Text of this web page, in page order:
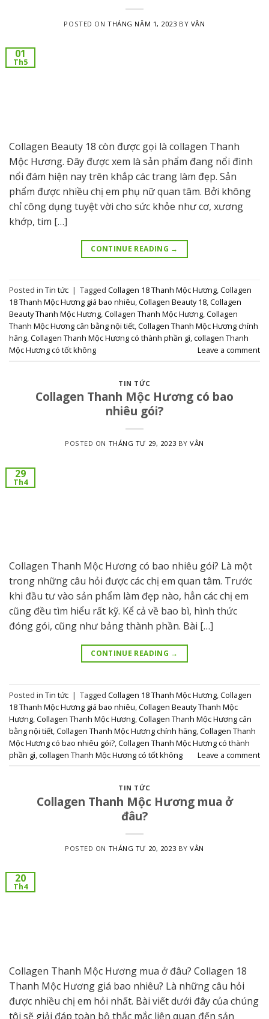
POSTED ONTHÁNG NĂM 1, 2023 BY VÂN
01
Th5
Collagen Beauty 18 còn được gọi là collagen Thanh
Mộc Hương. Đây được xem là sản phẩm đang nổi đình
nổi đám hiện nay trên khắp các trang làm đẹp. Sản
phẩm được nhiều chị em phụ nữ quan tâm. Bởi không
chỉ công dụng tuyệt vời cho sức khỏe như cơ, xương
khớp, tim […]
CONTINUE READING →
Posted in Tin tức | Tagged Collagen 18 Thanh Mộc Hương,Collagen
18 Thanh Mộc Hương giá bao nhiêu,Collagen Beauty 18,Collagen
Beauty Thanh Mộc Hương,Collagen Thanh Mộc Hương,Collagen
Thanh Mộc Hương cân bằng nội tiết,Collagen Thanh Mộc Hương chính
hãng,Collagen Thanh Mộc Hương có thành phần gì,collagen Thanh
Mộc Hương có tốt không
Leave a comment
TIN TỨC
Collagen Thanh Mộc Hương có bao
nhiêu gói?
POSTED ON THÁNG TƯ 29, 2023 BYVÂN
29
Th4
Collagen Thanh Mộc Hương có bao nhiêu gói? Là một
trong những câu hỏi được các chị em quan tâm. Trước
khi đầu tư vào sản phẩm làm đẹp nào, hẳn các chị em
cũng đều tìm hiểu rất kỹ. Kể cả về bao bì, hình thức
đóng gói, cũng như bảng thành phần. Bài […]
CONTINUE READING →
Posted in Tin tức | Tagged Collagen 18 Thanh Mộc Hương Collagen
18 Thanh Mộc Hương giá bao nhiêu Collagen Beauty Thanh Mộc
Hương Collagen Thanh Mộc Hương Collagen Thanh Mộc Hương cân
bằng nội tiết Collagen Thanh Mộc Hương chính hãng Collagen Thanh
Mộc Hương có bao nhiêu gói? Collagen Thanh Mộc Hương có thành
phần gì collagen Thanh Mộc Hương có tốt không Leave a comment
TIN TỨC
Collagen Thanh Mộc Hương mua ở
đâu?
POSTED ON THÁNG TƯ 20, 2023 BYVÂN
20
Th4
Collagen Thanh Mộc Hương mua ở đâu? Collagen 18
Thanh Mộc Hương giá bao nhiêu? Là những câu hỏi
được nhiều chị em hỏi nhất. Bài viết dưới đây của chúng
tôi sẽ giải đáp toàn bộ thắc mắc liên quan đến sản